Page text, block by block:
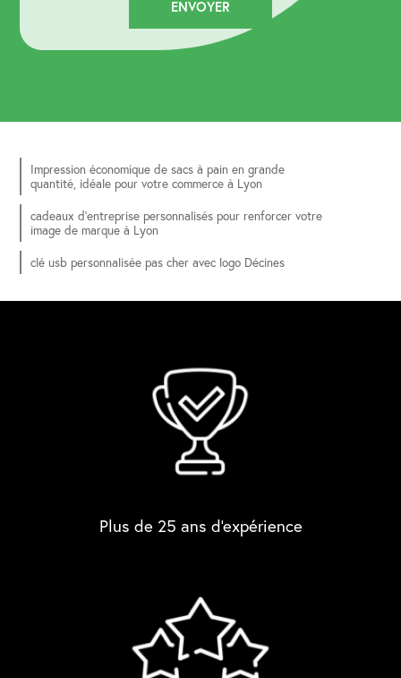
Impression économique de sacs à pain en grande
quantité, idéale pour votre commerce à Lyon
cadeaux d'entreprise personnalisés pour renforcer votre
image de marque à Lyon
clé usb personnalisée pas cher avec logo Décines
Plus de 25 ans d'expérience